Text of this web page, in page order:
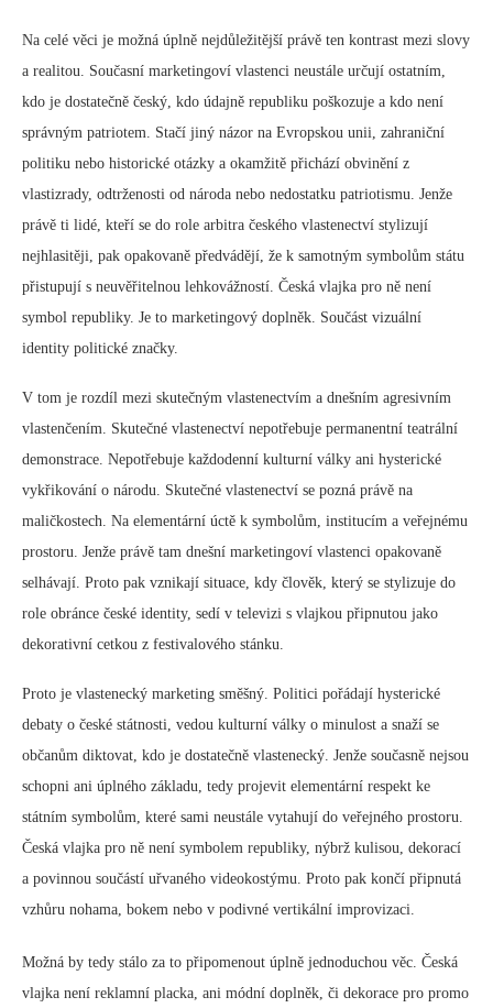
Na celé věci je možná úplně nejdůležitější právě ten kontrast mezi slovy
a realitou. Současní marketingoví vlastenci neustále určují ostatním,
kdo je dostatečně český, kdo údajně republiku poškozuje a kdo není
správným patriotem. Stačí jiný názor na Evropskou unii, zahraniční
politiku nebo historické otázky a okamžitě přichází obvinění z
vlastizrady, odtrženosti od národa nebo nedostatku patriotismu. Jenže
právě ti lidé, kteří se do role arbitra českého vlastenectví stylizují
nejhlasitěji, pak opakovaně předvádějí, že k samotným symbolům státu
přistupují s neuvěřitelnou lehkovážností. Česká vlajka pro ně není
symbol republiky. Je to marketingový doplněk. Součást vizuální
identity politické značky.
V tom je rozdíl mezi skutečným vlastenectvím a dnešním agresivním
vlastenčením. Skutečné vlastenectví nepotřebuje permanentní teatrální
demonstrace. Nepotřebuje každodenní kulturní války ani hysterické
vykřikování o národu. Skutečné vlastenectví se pozná právě na
maličkostech. Na elementární úctě k symbolům, institucím a veřejnému
prostoru. Jenže právě tam dnešní marketingoví vlastenci opakovaně
selhávají. Proto pak vznikají situace, kdy člověk, který se stylizuje do
role obránce české identity, sedí v televizi s vlajkou připnutou jako
dekorativní cetkou z festivalového stánku.
Proto je vlastenecký marketing směšný. Politici pořádají hysterické
debaty o české státnosti, vedou kulturní války o minulost a snaží se
občanům diktovat, kdo je dostatečně vlastenecký. Jenže současně nejsou
schopni ani úplného základu, tedy projevit elementární respekt ke
státním symbolům, které sami neustále vytahují do veřejného prostoru.
Česká vlajka pro ně není symbolem republiky, nýbrž kulisou, dekorací
a povinnou součástí uřvaného videokostýmu. Proto pak končí připnutá
vzhůru nohama, bokem nebo v podivné vertikální improvizaci.
Možná by tedy stálo za to připomenout úplně jednoduchou věc. Česká
vlajka není reklamní placka, ani módní doplněk, či dekorace pro promo